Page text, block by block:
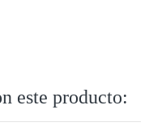
este producto: